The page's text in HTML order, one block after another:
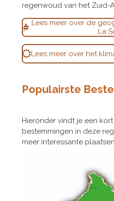
regenwoud van het Zuid-
Lees meer over de
La
Lees meer over het
Populairste
Hieronder vindt je een
bestemmingen in deze
meer interessante